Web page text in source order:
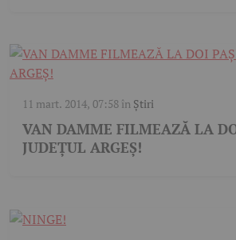
11 mart. 2014, 07:58 în Știri
VAN DAMME FILMEAZĂ LA
JUDEȚUL ARGEȘ!